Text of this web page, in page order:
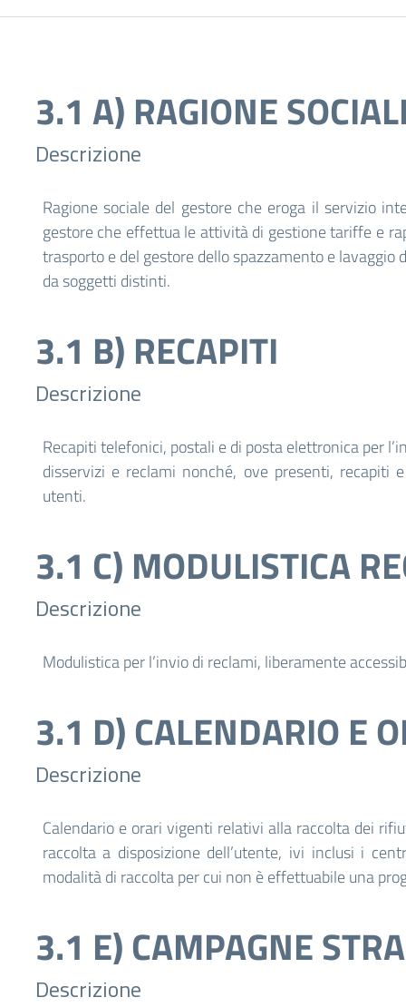
3.1 A) RAGIONE
Descrizione
Ragione sociale del gestore che eroga il servizio
gestore che effettua le attività di gestione tariffe e
trasporto e del gestore dello spazzamento e
da soggetti distinti.
3.1 B) RECAPITI
Descrizione
Recapiti telefonici, postali e di posta elettronica per
disservizi e reclami nonché, ove presenti, recapiti
utenti.
3.1 C) MODULISTICA
Descrizione
Modulistica per l’invio di reclami, liberamente
3.1 D) CALENDARIO E
Descrizione
Calendario e orari vigenti relativi alla raccolta dei
raccolta a disposizione dell’utente, ivi inclusi i
modalità di raccolta per cui non è effettuabile una
3.1 E) CAMPAGNE
Descrizione